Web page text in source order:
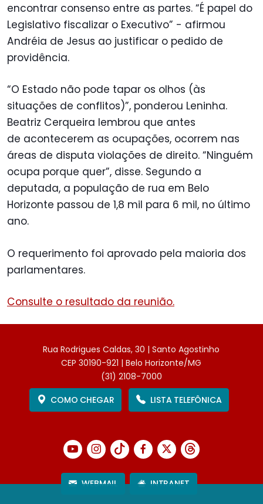
encontrar consenso entre as partes. “É papel do
Legislativo fiscalizar o Executivo” - afirmou
Andréia de Jesus ao justificar o pedido de
providência.
“O Estado não pode tapar os olhos (às
situações de conflitos)”, ponderou Leninha.
Beatriz Cerqueira lembrou que antes
de acontecerem as ocupações, ocorrem nas
áreas de disputa violações de direito. “Ninguém
ocupa porque quer”, disse. Segundo a
deputada, a população de rua em Belo
Horizonte passou de 1,8 mil para 6 mil, no último
ano.
O requerimento foi aprovado pela maioria dos
parlamentares.
Consulte o resultado da reunião.
Rua Rodrigues Caldas, 30 | Santo Agostinho
CEP 30190-921 | Belo Horizonte/MG
(31) 2108-7000
COMO CHEGAR
LISTA TELEFÔNICA
WEBMAIL INTRANET